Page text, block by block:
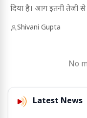
दिया है। आग इतनी तेजी
Shivani Gupta
No
Latest News